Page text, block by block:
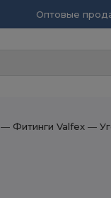
Оптовые
― Фитинги Valfex ―